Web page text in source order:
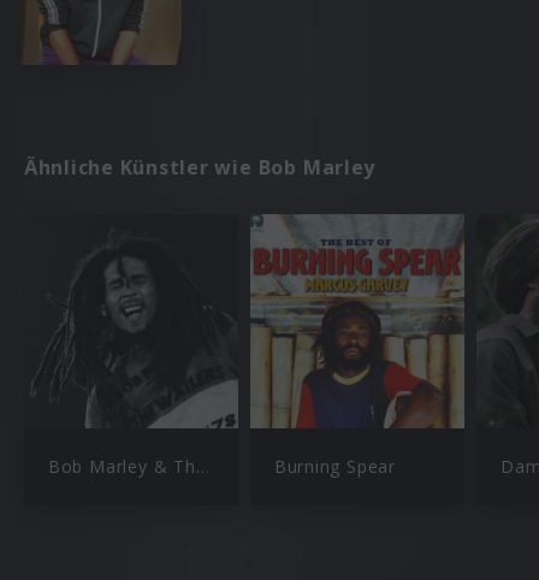
Ähnliche Künstler wie Bob Marley
Bob Marley & The Wailers Burning Spear